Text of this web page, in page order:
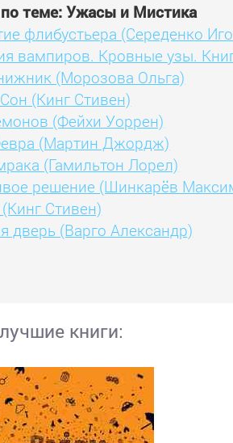
теме: Ужасы и Мистика
флибустьера (Середенко
вампиров. Кровные узы.
(Морозова Ольга)
(Кинг Стивен)
(Фейхи Уоррен)
(Мартин Джордж)
(Гамильтон Лорел)
решение (Шинкарёв
Стивен)
дверь (Варго Александр)
книги: